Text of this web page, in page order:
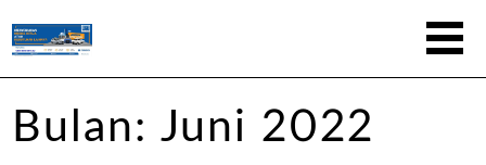
Bulan:Juni 2022